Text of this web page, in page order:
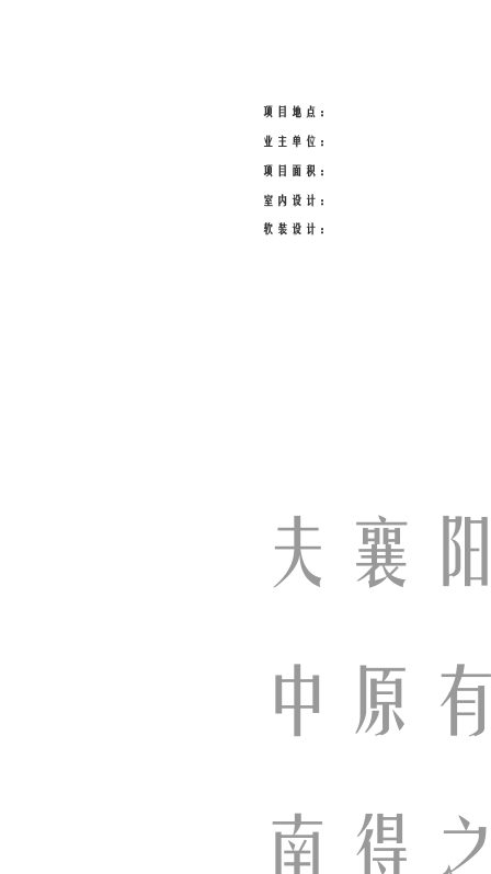
项目地点：
业主单位：
项目面积：
室内设计：
软装设计：
夫襄
中原
南得